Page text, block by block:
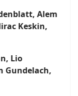
Alem
Keskin,
Lio
Gundelach,